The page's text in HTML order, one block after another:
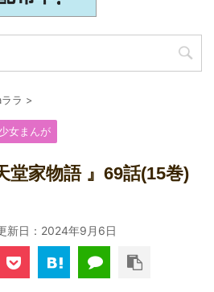
ラ >
少女まんが
堂家物語 』69話(15巻)
日： 2024年9月6日